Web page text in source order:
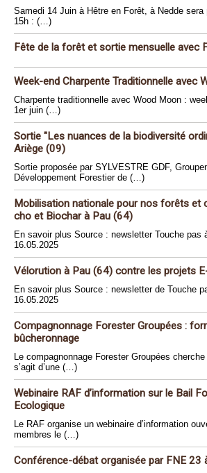
Samedi 14 Juin à Hêtre en Forêt, à Nedde sera
15h : (…)
Fête de la forêt et sortie mensuelle avec
Week-end Charpente Traditionnelle avec
Charpente traditionnelle avec Wood Moon :
1er juin (…)
Sortie "Les nuances de la biodiversité
Ariège (09)
Sortie proposée par SYLVESTRE GDF,
Développement Forestier de (…)
Mobilisation nationale pour nos forêts et
cho et Biochar à Pau (64)
En savoir plus Source : newsletter Touche pas
16.05.2025
Vélorution à Pau (64) contre les projets
En savoir plus Source : newsletter de Touche
16.05.2025
Compagnonnage Forester Groupées :
bûcheronnage
Le compagnonnage Forester Groupées cherche
s’agit d’une (…)
Webinaire RAF d’information sur le Bail
Ecologique
Le RAF organise un webinaire d’information
membres le (…)
Conférence-débat organisée par FNE 23